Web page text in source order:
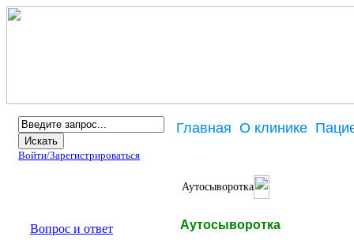
Войти/Зарегистрироваться
Вопрос и ответ
Главная О клинике
Аутосыворотка
Аутосыворотка